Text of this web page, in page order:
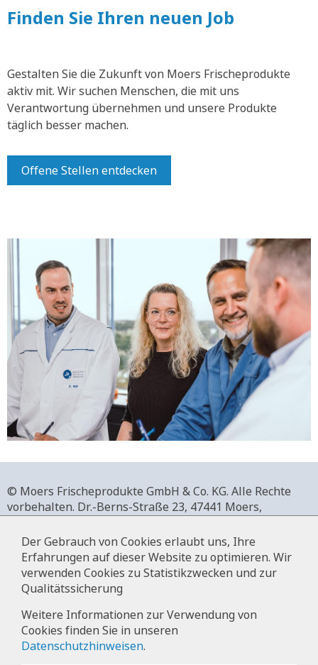
Finden Sie Ihren neuen Job
Gestalten Sie die Zukunft von Moers Frischeprodukte
aktiv mit. Wir suchen Menschen, die mit uns
Verantwortung übernehmen und unsere Produkte
täglich besser machen.
Offene Stellen entdecken
© Moers Frischeprodukte GmbH & Co. KG. Alle Rechte
vorbehalten. Dr.-Berns-Straße 23, 47441 Moers,
+49 2841 911-0,www.moers-frischeprodukte.de
Impressum
Datenschutz
Der Gebrauch von Cookies erlaubt uns, Ihre
Erfahrungen auf dieser Website zu optimieren. Wir
verwenden Cookies zu Statistikzwecken und zur
Qualitätssicherung
Weitere Informationen zur Verwendung von
Cookies finden Sie in unseren
Datenschutzhinweisen.